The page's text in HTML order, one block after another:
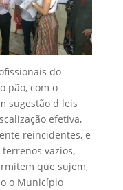
do
pão, com o
sugestão d leis
efetiva,
reincidentes, e
vazios,
que sujem,
o Município